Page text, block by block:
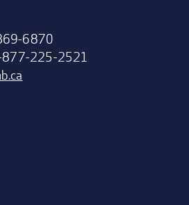
6870
877-225-2521